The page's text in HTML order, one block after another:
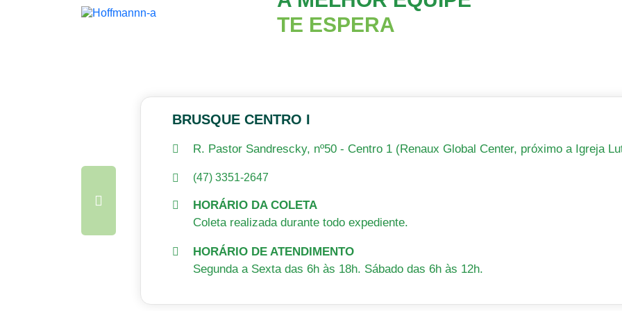
TE ESPERA
BRUSQUE CENTRO I
R. Pastor Sandrescky, nº50 - Centro 1 (Renaux Global Center, próximo a Igreja
(47) 3351-2647
HORÁRIO DA COLETA
Coleta realizada durante todo expediente.
HORÁRIO DE ATENDIMENTO
Segunda a Sexta das 6h às 18h. Sábado das 6h às 12h.